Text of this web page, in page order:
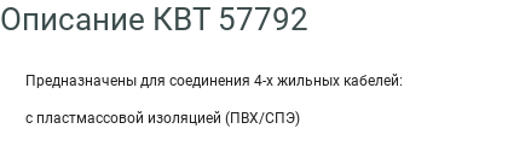
Описание КВТ 57792
Предназначены для соединения 4-х жильных кабелей:
с пластмассовой изоляцией (ПВХ/СПЭ)